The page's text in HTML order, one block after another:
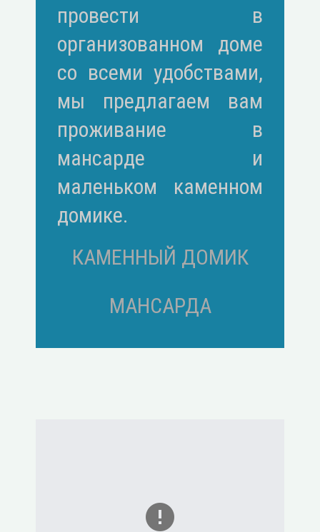
провести в
организованном доме
со всеми удобствами,
мы предлагаем вам
проживание в
мансарде и
маленьком каменном
домике.
КАМЕННЫЙ ДОМИК
МАНСАРДА